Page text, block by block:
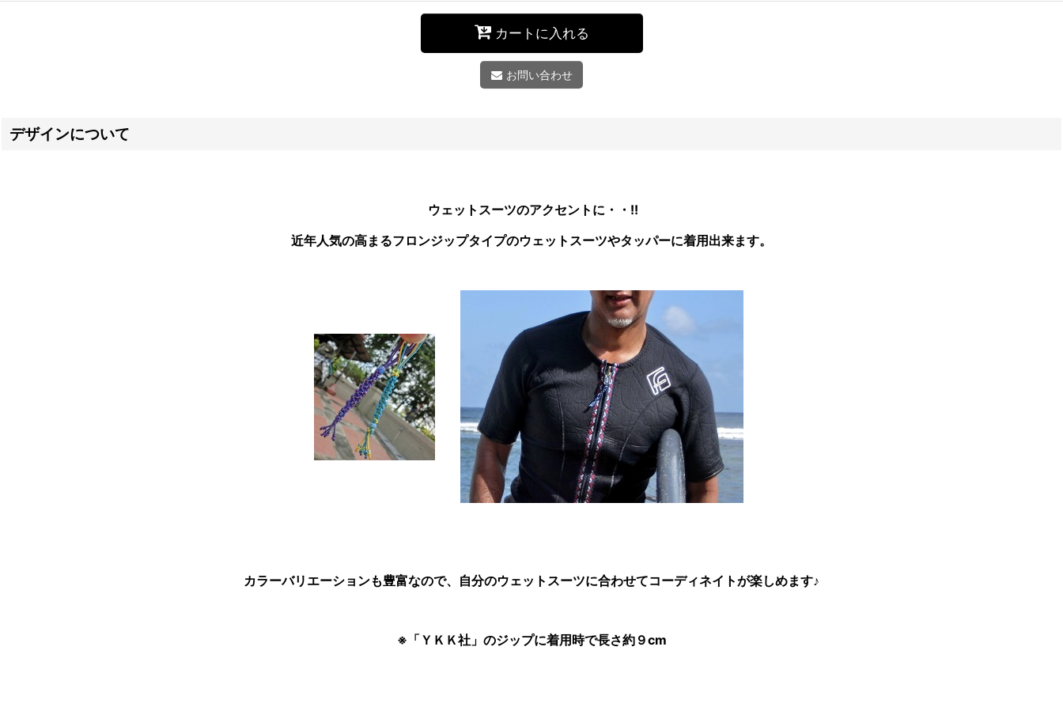
カートに入れる
お問い合わせ
デザインについて
ウェットスーツのアクセントに・・!!
近年人気の高まるフロンジップタイプのウェットスーツやタッパーに着用出来ます。
カラーバリエーションも豊富なので、自分のウェットスーツに合わせてコーディネイトが楽しめます♪
※「ＹＫＫ社」のジップに着用時で長さ約９cm